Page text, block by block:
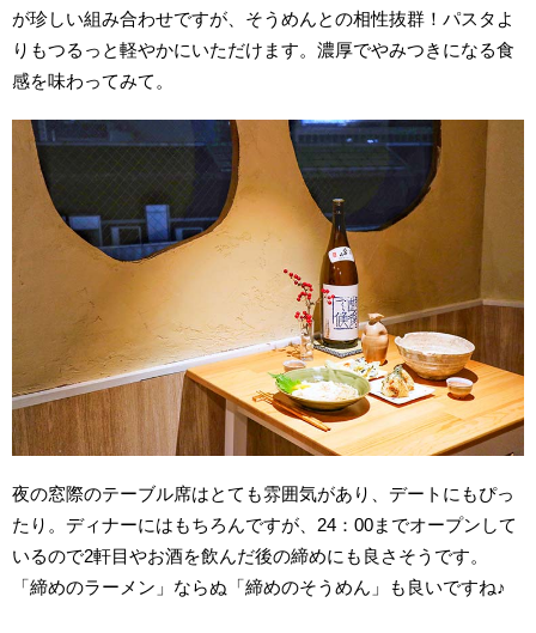
が珍しい組み合わせですが、そうめんとの相性抜群！パスタよ
りもつるっと軽やかにいただけます。濃厚でやみつきになる食
感を味わってみて。
夜の窓際のテーブル席はとても雰囲気があり、デートにもぴっ
たり。ディナーにはもちろんですが、24：00までオープンして
いるので2軒目やお酒を飲んだ後の締めにも良さそうです。
「締めのラーメン」ならぬ「締めのそうめん」も良いですね♪